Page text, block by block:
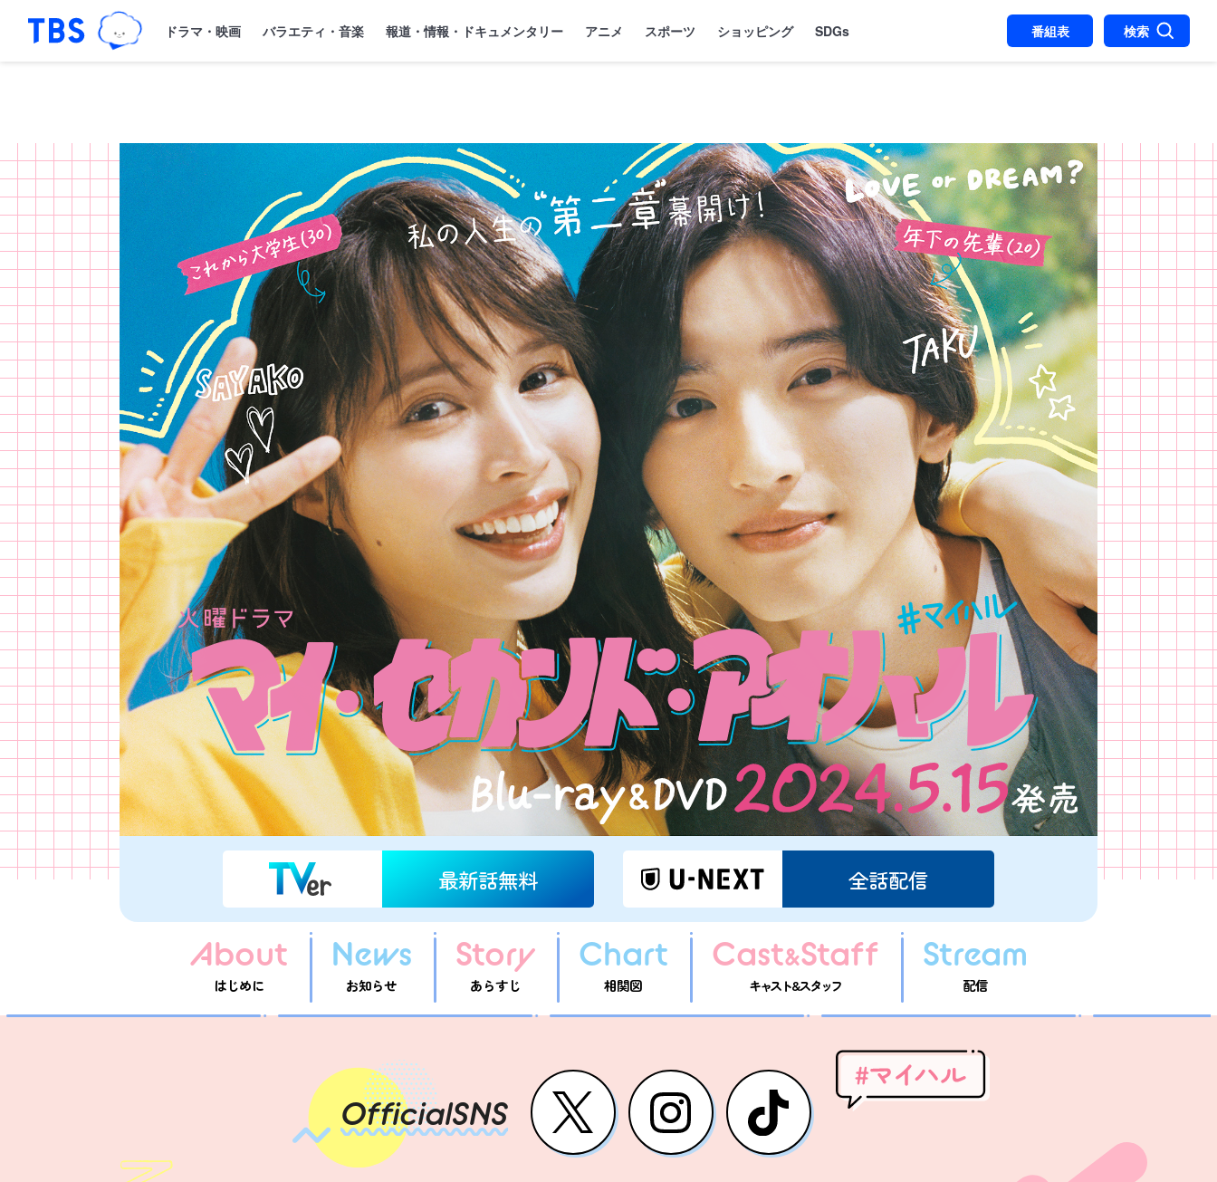
「TBSテレビ｜ときめくときを。」トップページ
ドラマ・映画 バラエティ・音楽 報道・情報・ドキュメンタリー アニメ スポーツ ショッピング SDGs 番組表 検索
最新話無料 全話配信
About
はじめに
News
お知らせ
Story
あらすじ
Chart
相関図
Cast&Staff
キャスト&スタッフ
Stream
配信
OfficialSNS